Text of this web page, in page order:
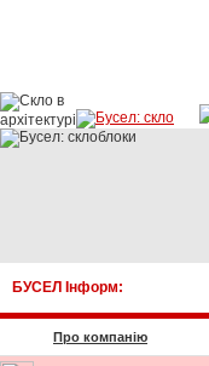
БУСЕЛ Інформ:
Про компанію